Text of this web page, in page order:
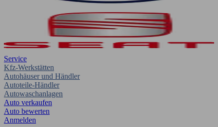
Service
Kfz-Werkstätten
Autohäuser und Händler
Autoteile-Händler
Autowaschanlagen
Auto verkaufen
Auto bewerten
Anmelden